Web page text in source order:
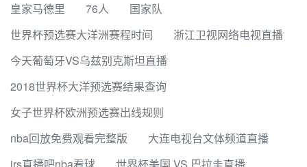
皇家马德里
76人
国家队
世界杯预选赛大洋洲赛程时间
浙江卫视网络电视直播
今天葡萄牙VS乌兹别克斯坦直播
2018世界杯大洋预选赛结果查询
女子世界杯欧洲预选赛出线规则
nba回放免费观看完整版
大连电视台文体频道直播